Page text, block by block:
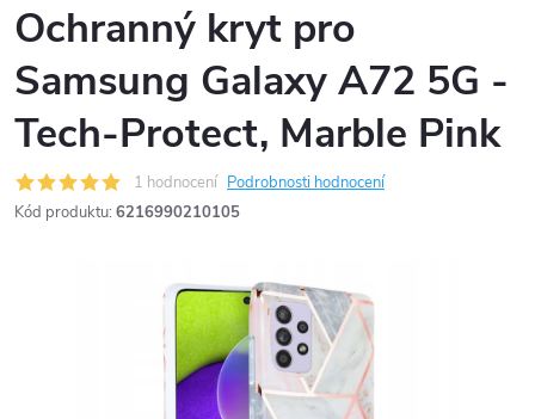
Ochranný kryt pro
Samsung Galaxy A72 5G -
Tech-Protect, Marble Pink
1 hodnocení Podrobnosti hodnocení
Kód produktu: 6216990210105